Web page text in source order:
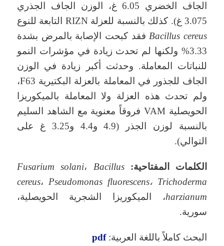
الجاف الخضري 6.05 غ، الوزن الجاف الجذري
3.075 غ). كذلك بالنسبة للعزلة RIZN التابعة للنوع
Bacillus cereus فقد كبحت الإصابة بالمرض بشدة
3.33% ولكنها لم تحدث زيادة في مؤشرات النمو
للنباتات المعاملة. وحدثت أكبر زيادة في الوزن
الجاف للجذور في المعاملة بالعزلة البكتيرية F63،
ولم تحدث هذه العزلة ولا المعاملة بالميكوريزا
الحويصلية VAM فروقاً معنوية مع الشاهد السليم
بالنسبة لوزن الجذر (4.9 و4.4 و3.25 غ على
التوالي).
الكلمات المفتاحية: Fusarium solani، Bacillus
cereus،Pseudomonas fluorescens، Trichoderma
harzianum، الميكوريزا الشجرية الحويصلية،
سورية.
البحث كاملاً باللغة العربية: pdf